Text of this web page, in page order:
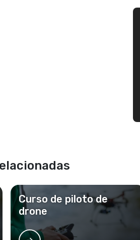
Curso de piloto de
drone